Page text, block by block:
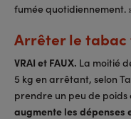
fumée quotidiennement.
Arrêter le
VRAI et FAUX. La moitié
5 kg en arrêtant, selon
prendre un peu de poids
augmente les dépenses